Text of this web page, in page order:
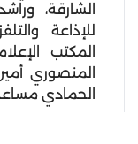
الشارقة،
للإذاعة
المكتب
المنصوري
الحمادي